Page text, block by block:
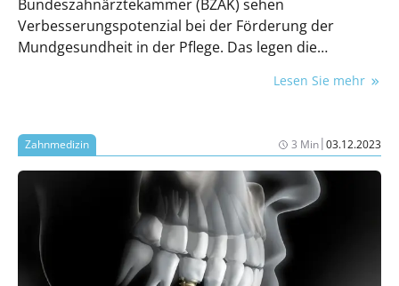
Bundeszahnärztekammer (BZÄK) sehen
Verbesserungspotenzial bei der Förderung der
Mundgesundheit in der Pflege. Das legen die
Schnittstellenpapier „Mundgesundheit beiLesen Sie mehr
Zahnmedizin 3 Min|03.12.2023